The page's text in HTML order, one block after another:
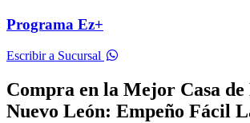
Programa Ez+
Escribir a Sucursal
Compra en la Mejor Casa de
Nuevo León: Empeño Fácil